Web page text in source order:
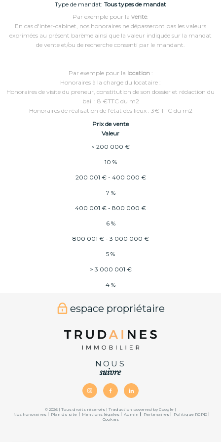
Type de mandat: Tous types de mandat
Par exemple pour la vente:
En cas d'inter-cabinet, nos honoraires ne dépasseront pas les valeurs
exprimées au présent barème ainsi que la valeur indiquée sur la mandat
de vente et/ou de recherche consenti par le mandant.
Par exemple pour la location:
Honoraires à la charge du locataire :
Honoraires de visite du preneur, constitution de son dossier et rédaction du
bail : 8 €TTC du m2
Honoraires de réalisation de l'état des lieux : 3€ TTC du m2
Prix de vente
Valeur
< 200 000 €
10 %
200 001 € - 400 000 €
7 %
400 001 € - 800 000 €
6 %
800 001 € - 3 000 000 €
5 %
> 3 000 001 €
4 %
espace propriétaire
NOUS
suivre
© 2026 | Tous droits réservés | Traduction powered by Google |
Nos honoraires
Plan du site Mentions légales Admin Partenaires
Politique RGPD
Cookies